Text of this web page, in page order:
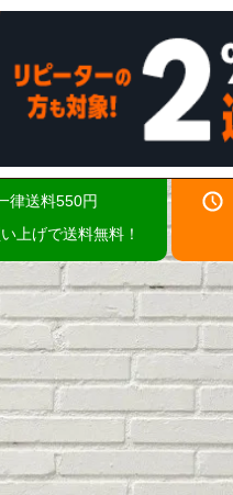
律送料550円
上げで送料無料！